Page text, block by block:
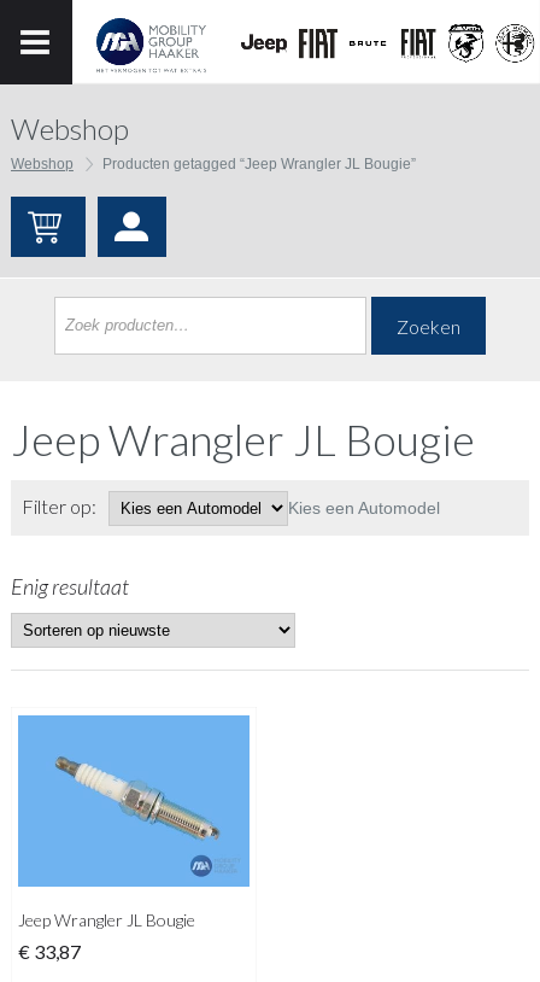
Webshop
Webshop Producten getagged “Jeep Wrangler JL Bougie”
Zoeken
Jeep Wrangler JL Bougie
Filter op: Kies een Automodel
Enig resultaat
Jeep Wrangler JL Bougie
€ 33,87